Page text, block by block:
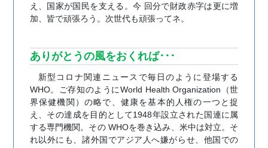
え、国家が国民を支える。今 回分で財政赤字は更に増
加、皆で頑張ろう。次世代も頑張ってネ。
ありがとうの風をおくれば･･･
新型コロナ関連ニュースで毎日のように登場する
WHO。ご存知のようにWorld Health Organization（世
界保健機関）の略で、健康を基本的人権の一つと捉
え、その達成を目的として1948年設立された国連に属
する専門機関。その WHOを巻き込み、米中は対立。そ
れ以外にも、諸外国でアジア人へ嫌がらせ、他国での